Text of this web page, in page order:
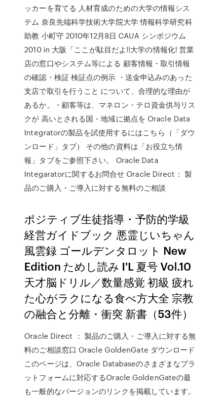
ッカーを育てる 人材育成のための大学の情報シス
テム 奈良先端科学技術大学院大学 情報科学研究科
助教 小町守 2010年12月8日 CAUA シンポジウム
2010 in 大阪「ここが駄目だよ!!大学の情報化! 営業
店の窓口やシステム等による 顧客情報・取引情報
の確認・検証 検証点の例示 ・送金申込みのあった
支店で取引を行うこと について、合理的な理由が
あるか。・顧客等は、マネロン・テロ資金供与リス
クが 高いとされる国・地域に拠点を Oracle Data
Integratorの製品を試使用するにはこちら（「ダウ
ンロード」タブ） その他の資料は「お役立ち情
報」タブをご参照下さい。 Oracle Data
Integaratorに関するお問合せ Oracle Direct： 製
品のご購入・ご導入に対する無料のご相談
ポジティブ生徒指導・予防的学級
経営ガイドブック 悪霊じいちゃん
風雲録 ゴールデンタロット New
Edition ためし読み I'L 夏号 Vol.10
天才脳ドリル／数量感覚 初級 疲れ
た心がラクになる食べ方大全 宗教
の融合と分離・衝突 新書（53件）
Oracle Direct ： 製品のご購入・ご導入に対する無
料のご相談窓口 Oracle GoldenGate ダウンロード
このページは、Oracle Databaseのさまざまなプラ
ットフォームに対応するOracle GoldenGateの最
も一般的なバージョンのリンクを掲載しています。